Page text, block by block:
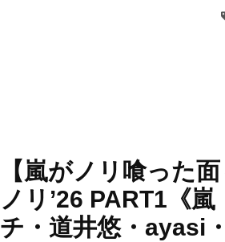
【嵐がノリ喰った
ノリ’26 PART1《
チ・道井悠・ayasi